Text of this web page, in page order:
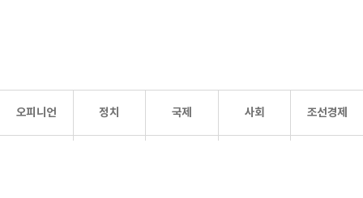
오피니언 정치 국제 사회 조선경제